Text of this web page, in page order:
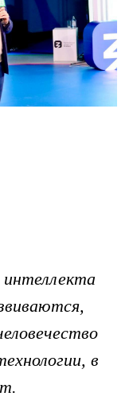
интеллекта
в